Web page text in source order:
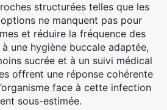
structurées telles que les
ne manquent pas pour
et réduire la fréquence des
une hygiène buccale adaptée,
sucrée et à un suivi médical
offrent une réponse cohérente
face à cette infection
sous-estimée.